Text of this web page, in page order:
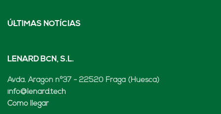
ÚLTIMAS NOTÍCIAS
LENARD BCN, S.L.
Avda. Aragón nº37 - 22520 Fraga (Huesca)
info@lenard.tech
Cómo llegar